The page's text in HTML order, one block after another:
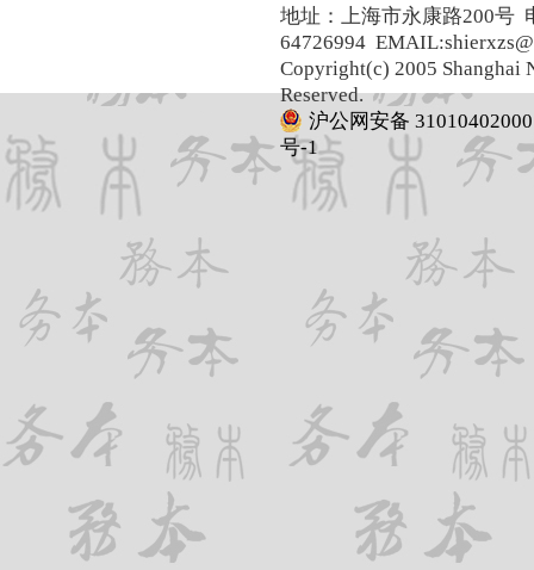
地址：上海市永康路200号
64726994
Copyright(c) 2005 Shanghai
Reserved.
沪公网安备
号-1